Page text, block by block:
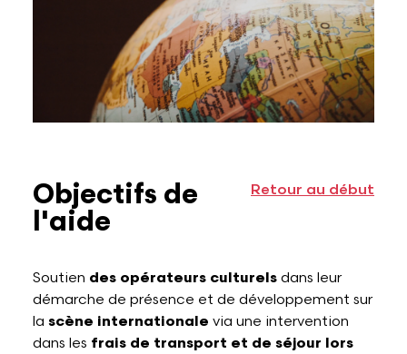
Retour au début
Objectifs de
l'aide
Soutien des opérateurs culturels dans leur
démarche de présence et de développement sur
la scène internationale via une intervention
dans les frais de transport et de séjour lors